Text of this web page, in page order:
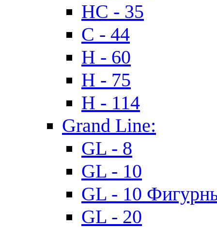
HC - 35
C - 44
H - 60
H - 75
H - 114
Grand Line:
GL - 8
GL - 10
GL - 10
GL - 20